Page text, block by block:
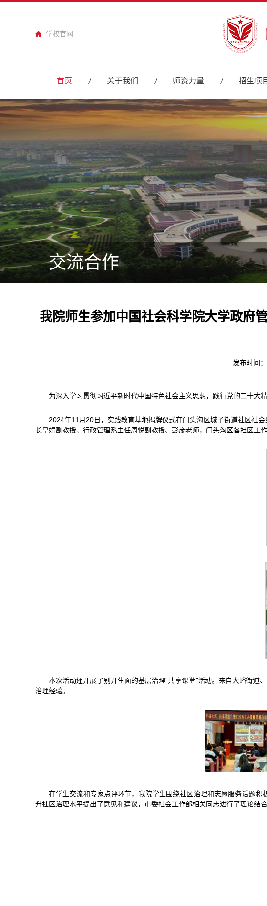
学校官网
首页 关于我们 师资力量 招生项
交流合作
我院师生参加中国社会科学院大学政府
发布时间
为深入学习贯彻习近平新时代中国特色社会主义思想，践行党的二十大
2024年11月20日，实践教育基地揭牌仪式在门头沟区城子街道社区社
长皇娟副教授、行政管理系主任周悦副教授、彭彦老师，门头沟区各社区工
本次活动还开展了别开生面的基层治理“共享课堂”活动。来自大峪街道
治理经验。
在学生交流和专家点评环节，我院学生围绕社区治理和志愿服务话题
升社区治理水平提出了意见和建议，市委社会工作部相关同志进行了理论结合